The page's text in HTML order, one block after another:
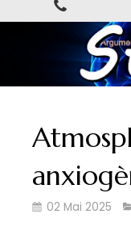
02 Mai 2025